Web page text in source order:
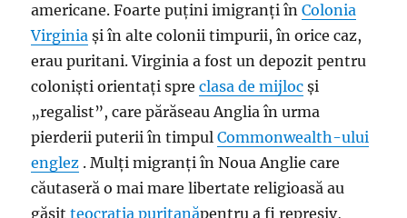
americane. Foarte puțini imigranți înColonia
Virginia și în alte colonii timpurii, în orice caz,
erau puritani. Virginia a fost un depozit pentru
coloniști orientați spreclasa de mijloc și
„regalist”, care părăseau Anglia în urma
pierderii puterii în timpulCommonwealth-ului
englez . Mulți migranți în Noua Anglie care
căutaseră o mai mare libertate religioasă au
găsitteocrația puritanăpentru a fi represiv,